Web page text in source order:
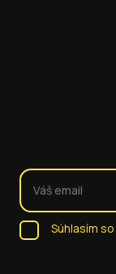
Súhlasím so